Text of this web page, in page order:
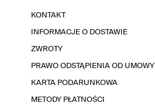
KONTAKT
INFORMACJE O DOSTAWIE
ZWROTY
PRAWO ODSTĄPIENIA OD UMOWY
KARTA PODARUNKOWA
METODY PŁATNOŚCI